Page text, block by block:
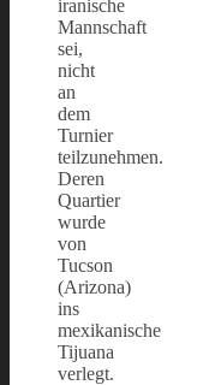
iranische
Mannschaft
sei,
nicht
an
dem
Turnier
teilzunehmen.
Deren
Quartier
wurde
von
Tucson
(Arizona)
ins
mexikanische
Tijuana
verlegt.